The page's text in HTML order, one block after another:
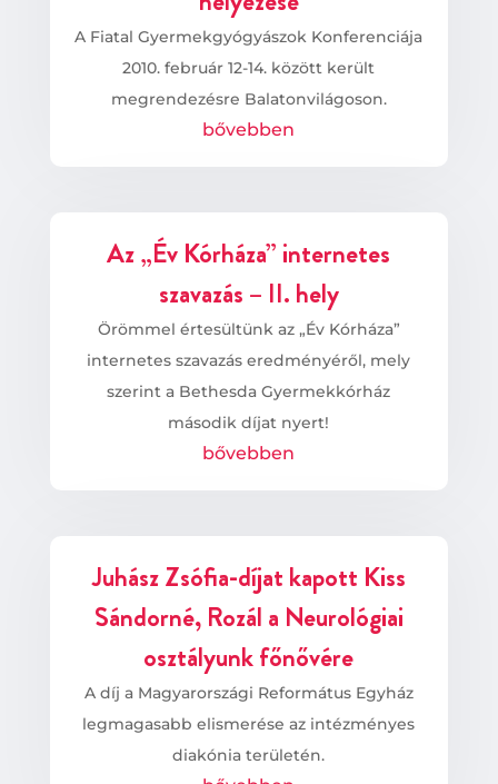
A Fiatal Gyermekgyógyászok Konferenciája
2010. február 12-14. között került
megrendezésre Balatonvilágoson.
bővebben
Az „Év Kórháza” internetes
szavazás – II. hely
Örömmel értesültünk az „Év Kórháza”
internetes szavazás eredményéről, mely
szerint a Bethesda Gyermekkórház
második díjat nyert!
bővebben
Juhász Zsófia-díjat kapott Kiss
Sándorné, Rozál a Neurológiai
osztályunk főnővére
A díj a Magyarországi Református Egyház
legmagasabb elismerése az intézményes
diakónia területén.